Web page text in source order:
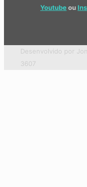
Youtubeou
Desenvolvido por
3607